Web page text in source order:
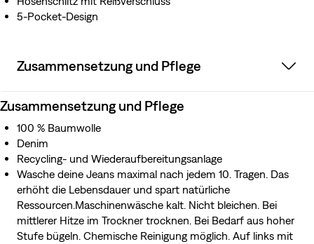
5-Pocket-Design
Zusammensetzung und Pflege
Zusammensetzung und Pflege
100 % Baumwolle
Denim
Recycling- und Wiederaufbereitungsanlage
Wasche deine Jeans maximal nach jedem 10. Tragen. Das
erhöht die Lebensdauer und spart natürliche
Ressourcen.Maschinenwäsche kalt. Nicht bleichen. Bei
mittlerer Hitze im Trockner trocknen. Bei Bedarf aus hoher
Stufe bügeln. Chemische Reinigung möglich. Auf links mit